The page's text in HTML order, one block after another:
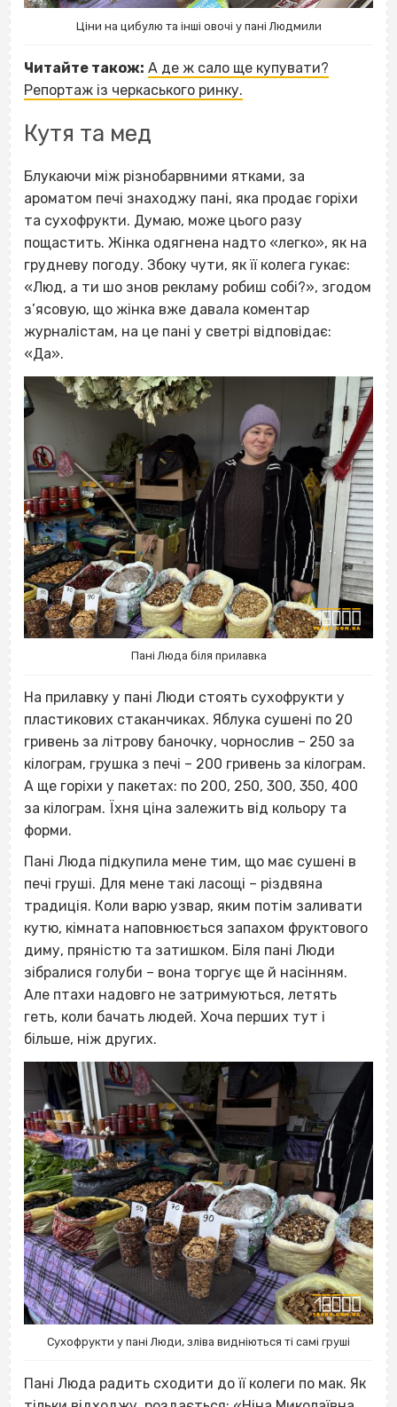
Ціни на цибулю та інші овочі у пані Людмили
Читайте також: А де ж сало ще купувати?
Репортаж із черкаського ринку.
Кутя та мед
Блукаючи між різнобарвними ятками, за
ароматом печі знаходжу пані, яка продає горіхи
та сухофрукти. Думаю, може цього разу
пощастить. Жінка одягнена надто «легко», як на
грудневу погоду. Збоку чути, як її колега гукає:
«Люд, а ти шо знов рекламу робиш собі?», згодом
з’ясовую, що жінка вже давала коментар
журналістам, на це пані у светрі відповідає:
«Да».
Пані Люда біля прилавка
На прилавку у пані Люди стоять сухофрукти у
пластикових стаканчиках. Яблука сушені по 20
гривень за літрову баночку, чорнослив – 250 за
кілограм, грушка з печі – 200 гривень за кілограм.
А ще горіхи у пакетах: по 200, 250, 300, 350, 400
за кілограм. Їхня ціна залежить від кольору та
форми.
Пані Люда підкупила мене тим, що має сушені в
печі груші. Для мене такі ласощі – різдвяна
традиція. Коли варю узвар, яким потім заливати
кутю, кімната наповнюється запахом фруктового
диму, пряністю та затишком. Біля пані Люди
зібралися голуби – вона торгує ще й насінням.
Але птахи надовго не затримуються, летять
геть, коли бачать людей. Хоча перших тут і
більше, ніж других.
Сухофрукти у пані Люди, зліва видніються ті самі груші
Пані Люда радить сходити до її колеги по мак. Як